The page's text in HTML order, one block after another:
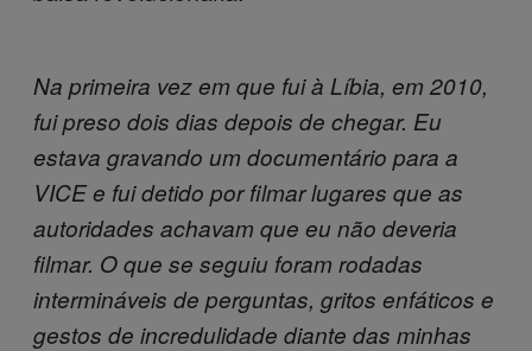
Na primeira vez em que fui à Líbia, em 2010,
fui preso dois dias depois de chegar. Eu
estava gravando um documentário para a
VICE e fui detido por filmar lugares que as
autoridades achavam que eu não deveria
filmar. O que se seguiu foram rodadas
intermináveis de perguntas, gritos enfáticos e
gestos de incredulidade diante das minhas